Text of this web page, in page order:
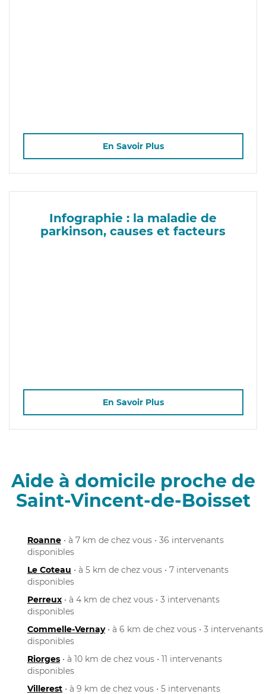
En Savoir Plus
Infographie : la maladie de
parkinson, causes et facteurs
En Savoir Plus
Aide à domicile proche de
Saint-Vincent-de-Boisset
Roanne • à 7 km de chez vous • 36 intervenants
disponibles
Le Coteau • à 5 km de chez vous • 7 intervenants
disponibles
Perreux • à 4 km de chez vous • 3 intervenants
disponibles
Commelle-Vernay• à 6 km de chez vous • 3 intervenants
disponibles
Riorges • à 10 km de chez vous • 11 intervenants
disponibles
Villerest • à 9 km de chez vous • 5 intervenants